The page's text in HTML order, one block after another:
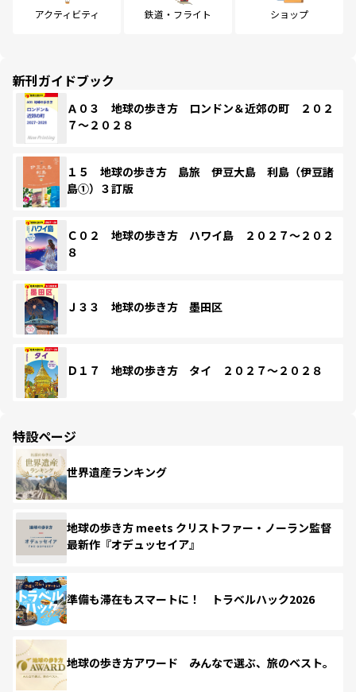
アクティビティ 鉄道・フライト ショップ
新刊ガイドブック
Ａ０３ 地球の歩き方 ロンドン＆近郊の町 ２０２
７～２０２８
１５ 地球の歩き方 島旅 伊豆大島 利島（伊豆諸
島①）３訂版
Ｃ０２ 地球の歩き方 ハワイ島 ２０２７～２０２
８
Ｊ３３ 地球の歩き方 墨田区
Ｄ１７ 地球の歩き方 タイ ２０２７～２０２８
特設ページ
世界遺産ランキング
地球の歩き方 meets クリストファー・ノーラン監督
最新作『オデュッセイア』
準備も滞在もスマートに！ トラベルハック2026
地球の歩き方アワード みんなで選ぶ、旅のベスト。